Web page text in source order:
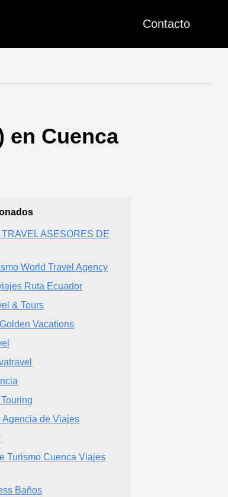
Contacto
en Cuenca
TRAVEL ASESORES DE
World Travel Agency
Ruta Ecuador
& Tours
Vacations
Agencia de Viajes
Turismo Cuenca Viajes
Baños